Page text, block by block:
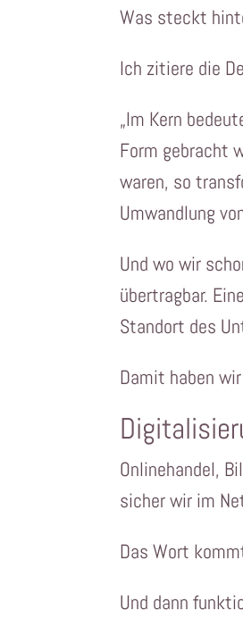
Was steckt
Ich zitiere die
„Im Kern
Form gebracht
waren, so
Umwandlung
Und wo wir
übertragbar.
Standort des
Damit haben
Onlinehandel,
sicher wir im
Das Wort
Und dann